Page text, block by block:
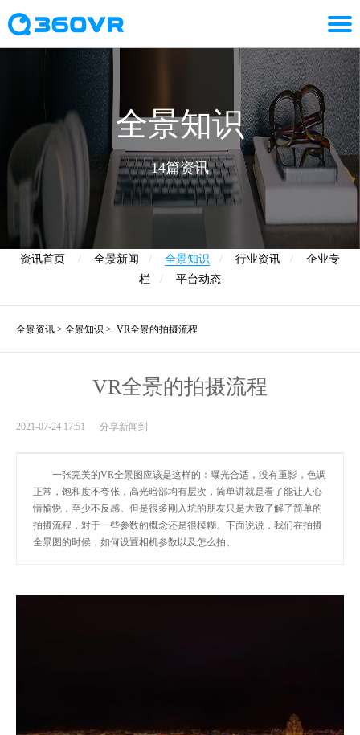
全景知识
14篇资讯
资讯首页 / 全景新闻 / 全景知识 / 行业资讯 /
企业专
栏
/ 平台动态
全景资讯 > 全景知识 > VR全景的拍摄流程
VR全景的拍摄流程
2021-07-24 17:51 分享新闻到
一张完美的VR全景图应该是这样的：曝光合适，没有重影，色调
正常，饱和度不夸张，高光暗部均有层次，简单讲就是看了能让人心
情愉悦，至少不反感。但是很多刚入坑的朋友只是大致了解了简单的
拍摄流程，对于一些参数的概念还是很模糊。下面说说，我们在拍摄
全景图的时候，如何设置相机参数以及怎么拍。